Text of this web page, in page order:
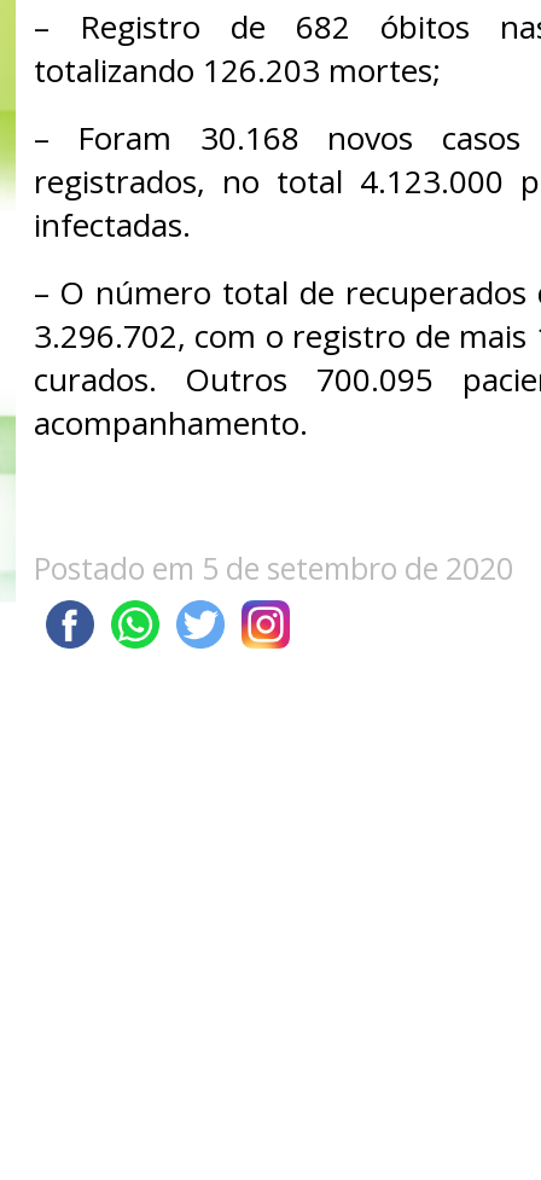
– Registro de 682 óbitos
totalizando 126.203 mortes;
– Foram 30.168 novos casos
registrados, no total 4.123.000
infectadas.
– O número total de recuperados
3.296.702, com o registro de mais
curados. Outros 700.095
acompanhamento.
Postado em 5 de setembro de 2020